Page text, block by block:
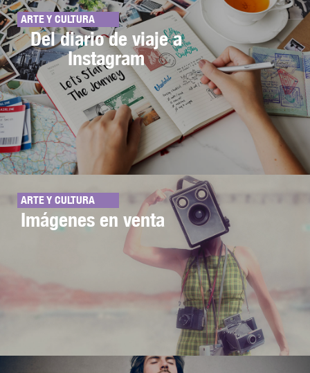
ARTE Y CULTURA
Del diario de viaje a
Instagram
ARTE Y CULTURA
Imágenes en venta